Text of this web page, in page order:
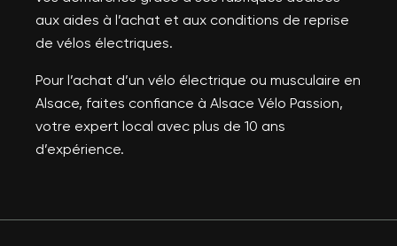
aux aides à l’achat et aux conditions de reprise
de vélos électriques.
Pour l’achat d’un vélo électrique ou musculaire en
Alsace, faites confiance à Alsace Vélo Passion,
votre expert local avec plus de 10 ans
d’expérience.